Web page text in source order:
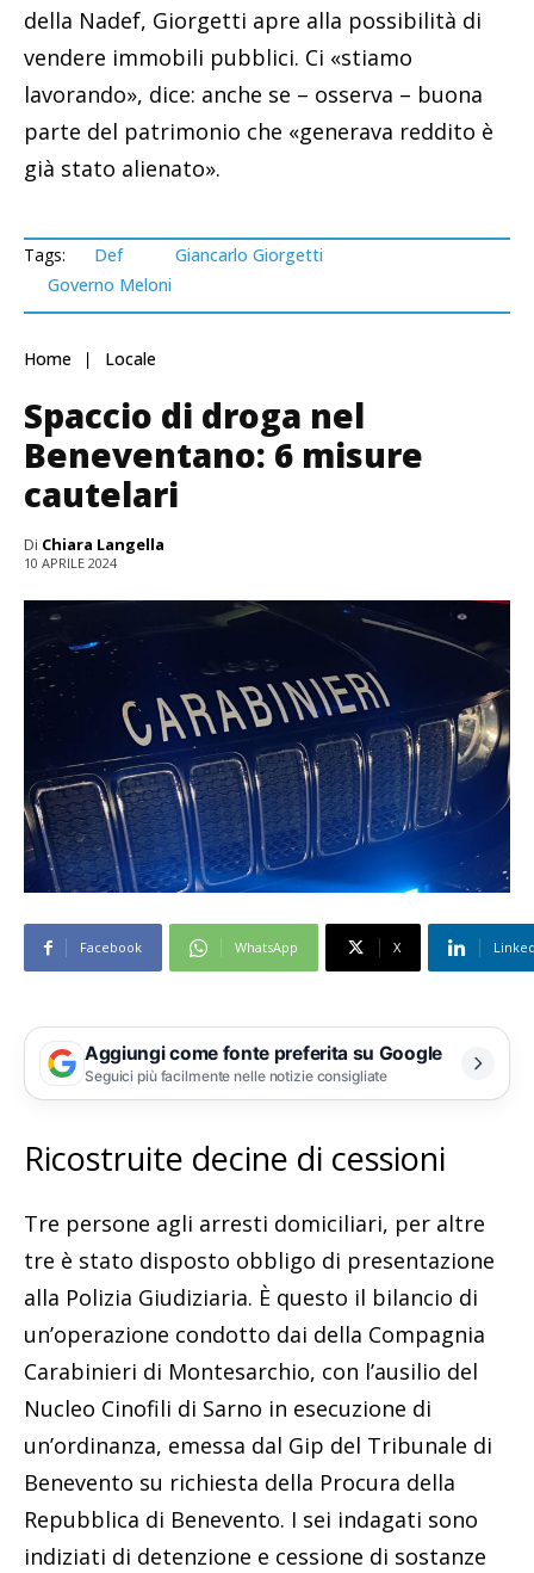
della Nadef, Giorgetti apre alla possibilità di
vendere immobili pubblici. Ci «stiamo
lavorando», dice: anche se – osserva – buona
parte del patrimonio che «generava reddito è
già stato alienato».
Tags: Def
Giancarlo Giorgetti
Governo Meloni
Home Locale
Spaccio di droga nel
Beneventano: 6 misure
cautelari
Di Chiara Langella
10 APRILE 2024
Facebook WhatsApp X
Aggiungi come fonte preferita su Google
Seguici più facilmente nelle notizie consigliate
Ricostruite decine di cessioni
Tre persone agli arresti domiciliari, per altre
tre è stato disposto obbligo di presentazione
alla Polizia Giudiziaria. È questo il bilancio di
un’operazione condotto dai della Compagnia
Carabinieri di Montesarchio, con l’ausilio del
Nucleo Cinofili di Sarno in esecuzione di
un’ordinanza, emessa dal Gip del Tribunale di
Benevento su richiesta della Procura della
Repubblica di Benevento. I sei indagati sono
indiziati di detenzione e cessione di sostanze